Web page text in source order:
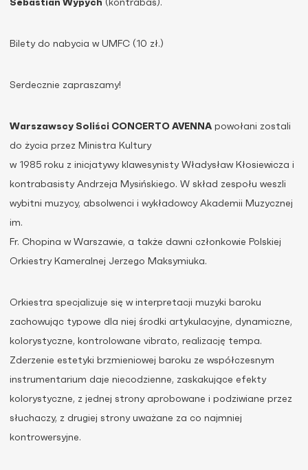
Sebastian Wypych (kontrabas).
Bilety do nabycia w UMFC (10 zł.)
Serdecznie zapraszamy!
Warszawscy Soliści CONCERTO AVENNA powołani zostali
do życia przez Ministra Kultury
w 1985 roku z inicjatywy klawesynisty Władysław Kłosiewicza i
kontrabasisty Andrzeja Mysińskiego. W skład zespołu weszli
wybitni muzycy, absolwenci i wykładowcy Akademii Muzycznej
im.
Fr. Chopina w Warszawie, a także dawni członkowie Polskiej
Orkiestry Kameralnej Jerzego Maksymiuka.
Orkiestra specjalizuje się w interpretacji muzyki baroku
zachowując typowe dla niej środki artykulacyjne, dynamiczne,
kolorystyczne, kontrolowane vibrato, realizację tempa.
Zderzenie estetyki brzmieniowej baroku ze współczesnym
instrumentarium daje niecodzienne, zaskakujące efekty
kolorystyczne, z jednej strony aprobowane i podziwiane przez
słuchaczy, z drugiej strony uważane za co najmniej
kontrowersyjne.